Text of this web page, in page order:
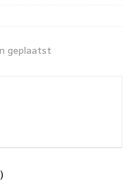
geplaatst